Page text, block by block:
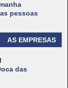
pessoas
AS EMPRESAS
das